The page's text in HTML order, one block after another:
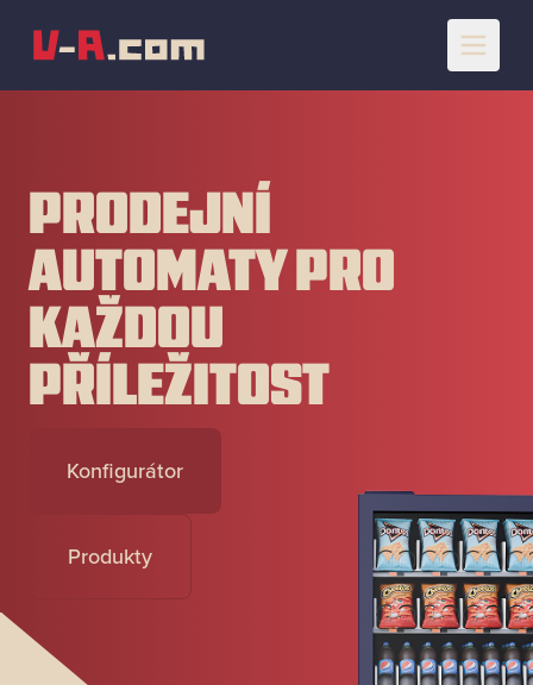
PRODEJNÍ
AUTOMATY PRO
KAŽDOU
PŘÍLEŽITOST
Konfigurátor
Produkty